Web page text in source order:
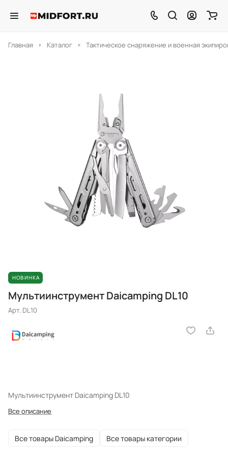
Главная Каталог Тактическое снаряжение и военная
НОВИНКА
Мультиинструмент Daicamping DL10
Арт. DL10
Мультиинструмент Daicamping DL10
Все описание
Все товары Daicamping Все товары категории